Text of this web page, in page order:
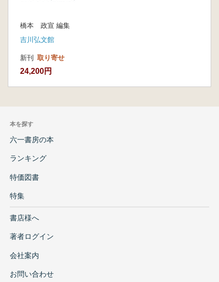
橋本 政宣 編集
吉川弘文館
新刊 取り寄せ
24,200円
本を探す
六一書房の本
ランキング
特価図書
特集
書店様へ
著者ログイン
会社案内
お問い合わせ